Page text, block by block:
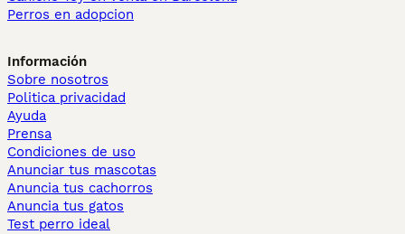
Perros en adopcion
Información
Sobre nosotros
Politica privacidad
Ayuda
Prensa
Condiciones de uso
Anunciar tus mascotas
Anuncia tus cachorros
Anuncia tus gatos
Test perro ideal